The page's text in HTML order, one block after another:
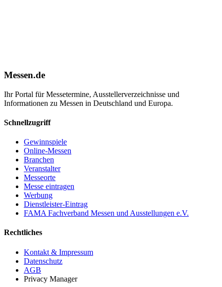
Messen.de
Ihr Portal für Messetermine, Ausstellerverzeichnisse und
Informationen zu Messen in Deutschland und Europa.
Schnellzugriff
Gewinnspiele
Online-Messen
Branchen
Veranstalter
Messeorte
Messe eintragen
Werbung
Dienstleister-Eintrag
FAMA Fachverband Messen und Ausstellungen e.V.
Rechtliches
Kontakt & Impressum
Datenschutz
AGB
Privacy Manager